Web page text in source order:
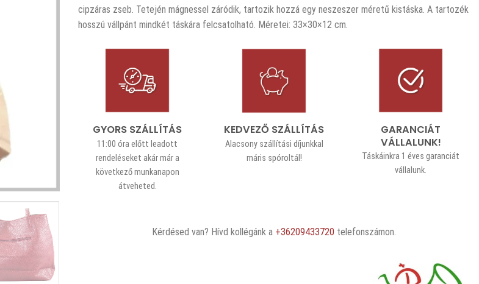
cipzáras zseb. Tetején mágnessel záródik, tartozik hozzá egy neszeszer méretű kistáska. A tartozék
hosszú vállpánt mindkét táskára felcsatolható. Méretei: 33×30×12 cm.
GYORS SZÁLLÍTÁS
11:00 óra előtt leadott
rendeléseket akár már a
következő munkanapon
átveheted.
KEDVEZŐ SZÁLLÍTÁS
Alacsony szállítási díjunkkal
máris spóroltál!
GARANCIÁT
VÁLLALUNK!
Táskáinkra 1 éves garanciát
vállalunk.
Kérdésed van? Hívd kollégánk a +36209433720 telefonszámon.